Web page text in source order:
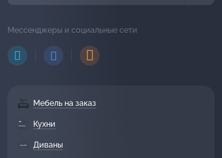
Мебель на заказ
Кухни
Диваны
Мессенджеры и социальные сети